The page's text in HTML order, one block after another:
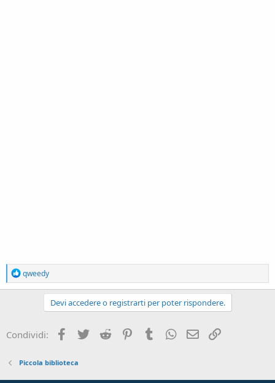
R
e
a
o
n
:
qweedy
Devi accedere o registrarti per poter rispondere.
Condividi: Facebook
Twitter Reddit PinterestTumblrWhatsApp
e-mail
Piccola biblioteca